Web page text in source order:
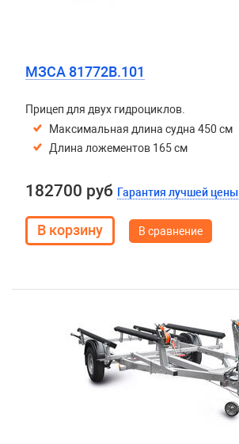
МЗСА 81772B.101
Прицеп для двух гидроциклов.
Максимальная длина судна 450 см
Длина ложементов 165 см
182700 руб Гарантия лучшей цены
В сравнение